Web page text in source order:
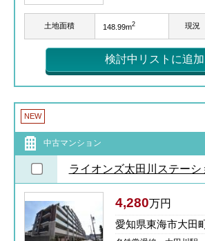
土地面積 148.99m2 現況
検討中リストに追加
NEW
中古マンション
ライオンズ太田川ステーシ
4,280万円
愛知県東海市大田